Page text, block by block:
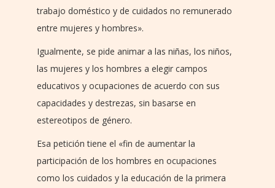
trabajo doméstico y de cuidados no remunerado
entre mujeres y hombres».
Igualmente, se pide animar a las niñas, los niños,
las mujeres y los hombres a elegir campos
educativos y ocupaciones de acuerdo con sus
capacidades y destrezas, sin basarse en
estereotipos de género.
Esa petición tiene el «fin de aumentar la
participación de los hombres en ocupaciones
como los cuidados y la educación de la primera